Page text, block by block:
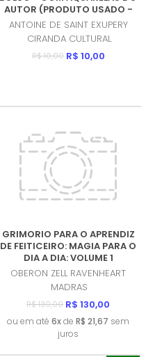
AUTOR (PRODUTO USADO -
COMO NOVO)
ANTOINE DE SAINT EXUPERY
CIRANDA CULTURAL
R$ 10,00 R$ 10,00
GRIMORIO PARA O APRENDIZ
DE FEITICEIRO: MAGIA PARA O
DIA A DIA: VOLUME 1
(PRODUTO NOVO)
OBERON ZELL RAVENHEART
MADRAS
R$ 130,00 R$ 130,00
ou em até 6xde R$ 21,67 sem
juros